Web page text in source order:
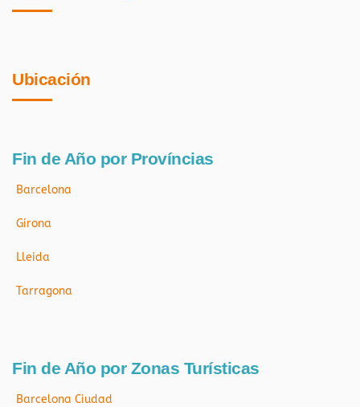
Ubicación
Fin de Año por Províncias
Barcelona
Girona
Lleida
Tarragona
Fin de Año por Zonas Turísticas
Barcelona Ciudad